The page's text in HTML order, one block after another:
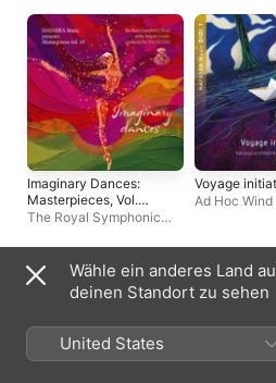
Imaginary Dances:
Masterpieces, Vol.
18
The Royal Symphonic
Guides,Yves Segers
Voyage
Ad Hoc
Compilations
Wähle ein anderes Land
deinen Standort zu sehen
United States